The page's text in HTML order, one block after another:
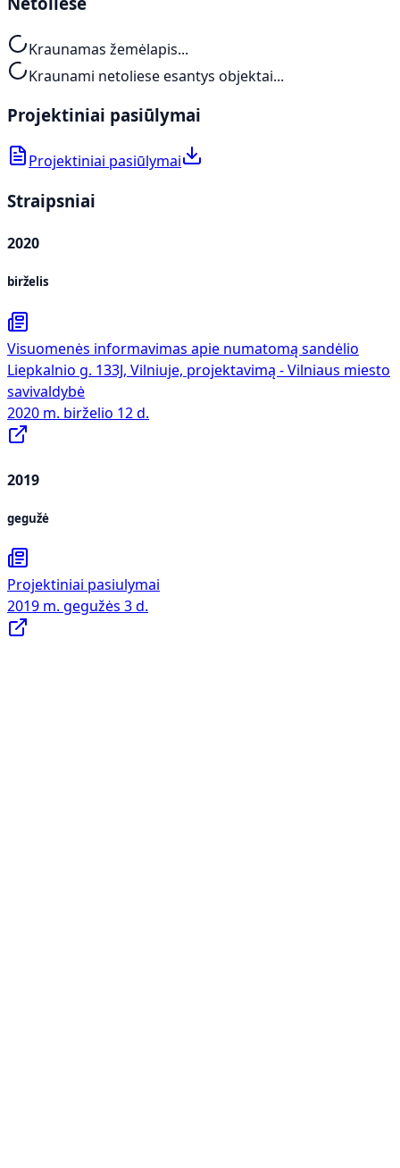
Kraunamas žemėlapis...
Kraunami netoliese esantys objektai...
Projektiniai pasiūlymai
Projektiniai pasiūlymai
Straipsniai
2020
birželis
Visuomenės informavimas apie numatomą sandėlio
Liepkalnio g. 133J, Vilniuje, projektavimą - Vilniaus miesto
savivaldybė
2020 m. birželio 12 d.
2019
gegužė
Projektiniai pasiulymai
2019 m. gegužės 3 d.